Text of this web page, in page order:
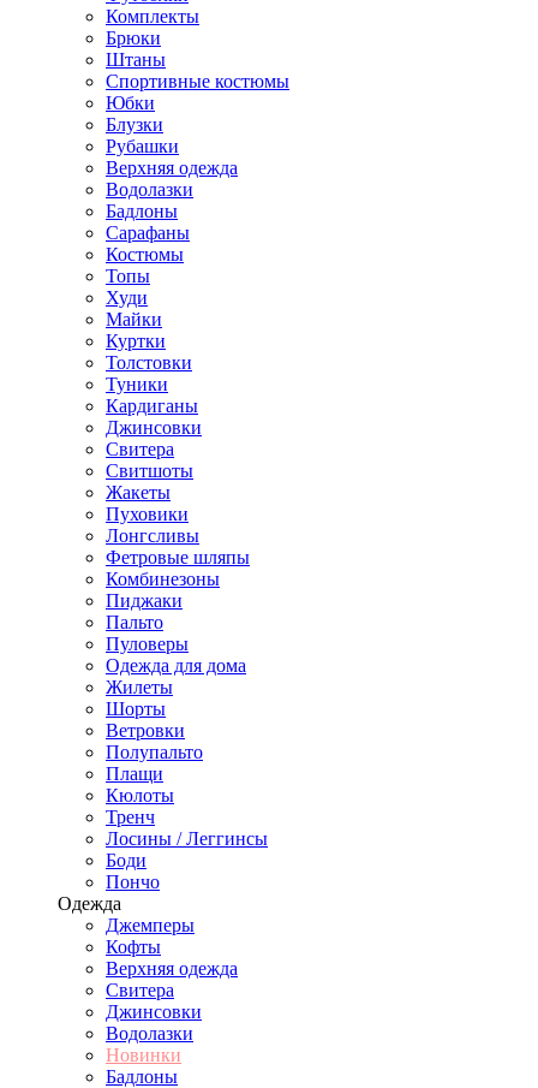
Комплекты
Брюки
Штаны
Спортивные костюмы
Юбки
Блузки
Рубашки
Верхняя одежда
Водолазки
Бадлоны
Сарафаны
Костюмы
Топы
Худи
Майки
Куртки
Толстовки
Туники
Кардиганы
Джинсовки
Свитера
Свитшоты
Жакеты
Пуховики
Лонгсливы
Фетровые шляпы
Комбинезоны
Пиджаки
Пальто
Пуловеры
Одежда для дома
Жилеты
Шорты
Ветровки
Полупальто
Плащи
Кюлоты
Тренч
Лосины / Леггинсы
Боди
Пончо
Одежда
Джемперы
Кофты
Верхняя одежда
Свитера
Джинсовки
Водолазки
Новинки
Бадлоны